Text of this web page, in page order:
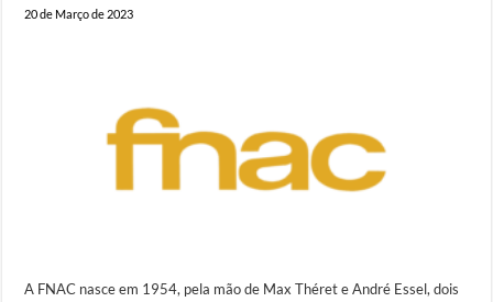
20 de Março de 2023
A FNAC nasce em 1954, pela mão de Max Théret e André Essel, dois